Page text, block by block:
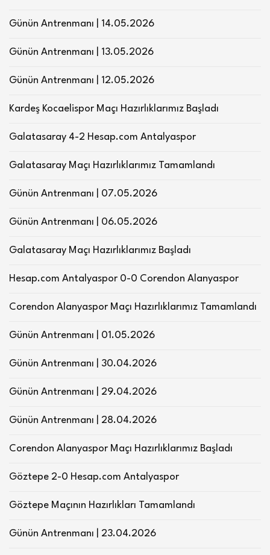
Günün Antrenmanı | 14.05.2026
Günün Antrenmanı | 13.05.2026
Günün Antrenmanı | 12.05.2026
Kardeş Kocaelispor Maçı Hazırlıklarımız Başladı
Galatasaray 4-2 Hesap.com Antalyaspor
Galatasaray Maçı Hazırlıklarımız Tamamlandı
Günün Antrenmanı | 07.05.2026
Günün Antrenmanı | 06.05.2026
Galatasaray Maçı Hazırlıklarımız Başladı
Hesap.com Antalyaspor 0-0 Corendon Alanyaspor
Corendon Alanyaspor Maçı Hazırlıklarımız Tamamlandı
Günün Antrenmanı | 01.05.2026
Günün Antrenmanı | 30.04.2026
Günün Antrenmanı | 29.04.2026
Günün Antrenmanı | 28.04.2026
Corendon Alanyaspor Maçı Hazırlıklarımız Başladı
Göztepe 2-0 Hesap.com Antalyaspor
Göztepe Maçının Hazırlıkları Tamamlandı
Günün Antrenmanı | 23.04.2026